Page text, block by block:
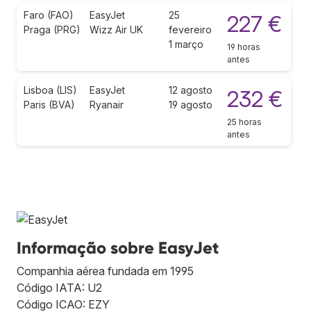
Faro (FAO)
Praga (PRG)
EasyJet
Wizz Air UK
25
fevereiro
1 março
227 €
19 horas
antes
Lisboa (LIS)
Paris (BVA)
EasyJet
Ryanair
12 agosto
19 agosto
232 €
25 horas
antes
Informação sobre EasyJet
Companhia aérea fundada em 1995
Código IATA: U2
Código ICAO: EZY